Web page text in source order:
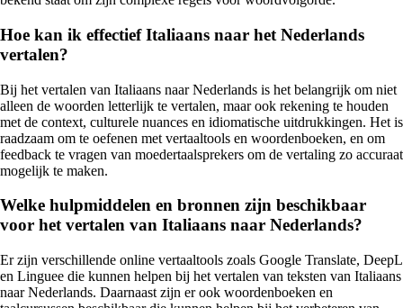
Hoe kan ik effectief Italiaans naar het Nederlands
vertalen?
Bij het vertalen van Italiaans naar Nederlands is het belangrijk om niet
alleen de woorden letterlijk te vertalen, maar ook rekening te houden
met de context, culturele nuances en idiomatische uitdrukkingen. Het is
raadzaam om te oefenen met vertaaltools en woordenboeken, en om
feedback te vragen van moedertaalsprekers om de vertaling zo accuraat
mogelijk te maken.
Welke hulpmiddelen en bronnen zijn beschikbaar
voor het vertalen van Italiaans naar Nederlands?
Er zijn verschillende online vertaaltools zoals Google Translate, DeepL
en Linguee die kunnen helpen bij het vertalen van teksten van Italiaans
naar Nederlands. Daarnaast zijn er ook woordenboeken en